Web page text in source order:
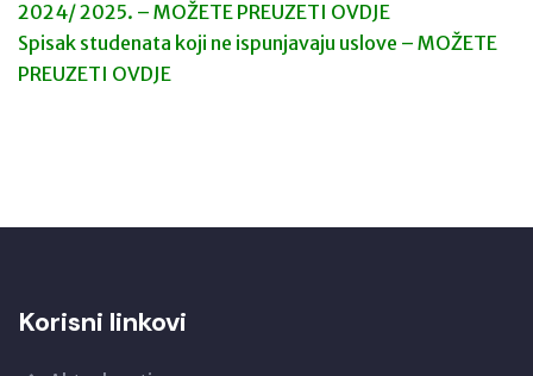
2024/ 2025. – MOŽETE PREUZETI OVDJE
Spisak studenata koji ne ispunjavaju uslove – MOŽETE
PREUZETI OVDJE
Korisni linkovi